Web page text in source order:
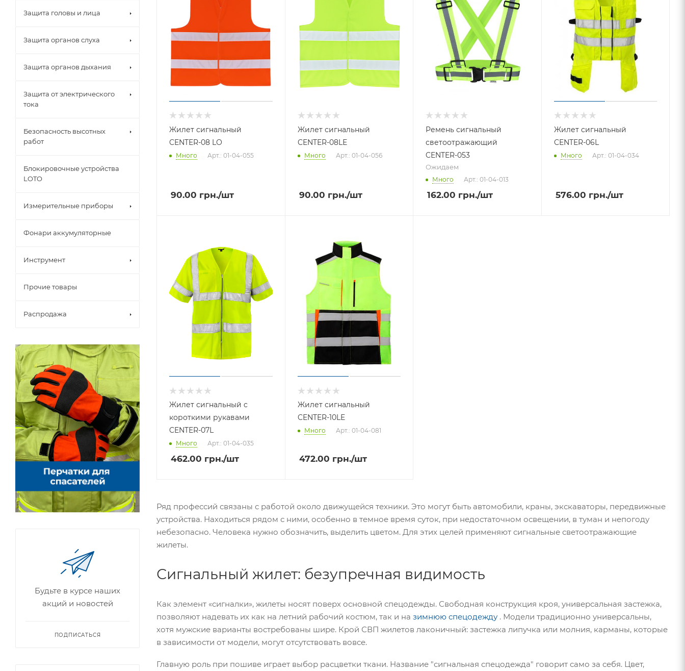
Жилет сигнальный
CENTER-08 LО
Много Арт.: 01-04-055
90.00 грн./шт
Жилет сигнальный
CENTER-08LЕ
Много Арт.: 01-04-056
90.00 грн./шт
Ремень сигнальный
светоотражающий
CENTER-053
Ожидаем
Много Арт.: 01-04-013
162.00 грн./шт
Жилет сигнальный
CENTER-06L
Много Арт.: 01-04-034
576.00 грн./шт
Жилет сигнальный c
короткими рукавами
CENTER-07L
Много Арт.: 01-04-035
462.00 грн./шт
Жилет сигнальный
CENTER-10LE
Много Арт.: 01-04-081
472.00 грн./шт
Ряд профессий связаны с работой около движущейся техники. Это могут быть автомобили, краны, экскаваторы, передвижные
устройства. Находиться рядом с ними, особенно в темное время суток, при недостаточном освещении, в туман и непогоду
небезопасно. Человека нужно обозначить, выделить цветом. Для этих целей применяют сигнальные светоотражающие
жилеты.
Сигнальный жилет: безупречная видимость
Как элемент «сигналки», жилеты носят поверх основной спецодежды. Свободная конструкция кроя, универсальная застежка,
позволяют надевать их как на летний рабочий костюм, так и на зимнюю спецодежду . Модели традиционно универсальны,
хотя мужские варианты востребованы шире. Крой СВП жилетов лаконичный: застежка липучка или молния, карманы, которые
в зависимости от модели, могут отсутствовать вовсе.
Главную роль при пошиве играет выбор расцветки ткани. Название "сигнальная спецодежда" говорит само за себя. Цвет,
Защита головы и лица
Защита органов слуха
Защита органов дыхания
Защита от электрического
тока
Безопасность высотных
работ
Блокировочные устройства
LOTO
Измерительные приборы
Фонари аккумуляторные
Инструмент
Прочие товары
Распродажа
Будьте в курсе наших
акций и новостей
ПОДПИСАТЬСЯ